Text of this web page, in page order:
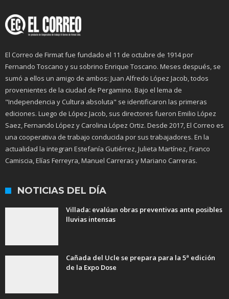
El Correo de Firmat fue fundado el 11 de octubre de 1914 por
Fernando Toscano y su sobrino Enrique Toscano. Meses después, se
sumó a ellos un amigo de ambos: Juan Alfredo López Jacob, todos
provenientes de la ciudad de Pergamino. Bajo el lema de
"Independencia y Cultura absoluta" se identificaron las primeras
ediciones. Luego de López Jacob, sus directores fueron Emilio López
Saez, Fernando López y Carolina López Ortiz. Desde 2017, El Correo es
una cooperativa de trabajo conducida por sus trabajadores. En la
actualidad la integran Estefanía Gutiérrez, Julieta Martínez, Franco
Camiscia, Elías Ferreyra, Manuel Carreras y Mariano Carreras.
NOTICIAS DEL DÍA
Villada: evalúan obras preventivas ante posibles
lluvias intensas
Cañada del Ucle se prepara para la 5ª edición
de la Expo Dose